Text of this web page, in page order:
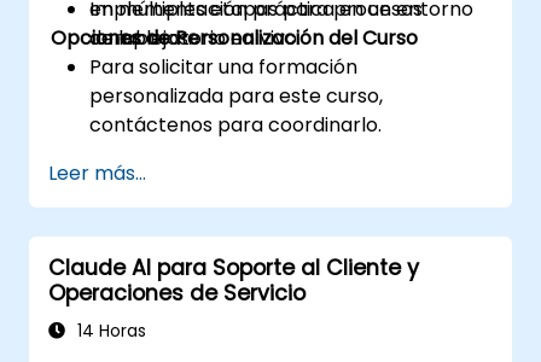
en múltiples etapas para procesos
complejos.
Implementación práctica en un entorno
de laboratorio en vivo.
Opciones de Personalización del Curso
Para solicitar una formación
personalizada para este curso,
contáctenos para coordinarlo.
Leer más...
Claude AI para Soporte al Cliente y
Operaciones de Servicio
14 Horas